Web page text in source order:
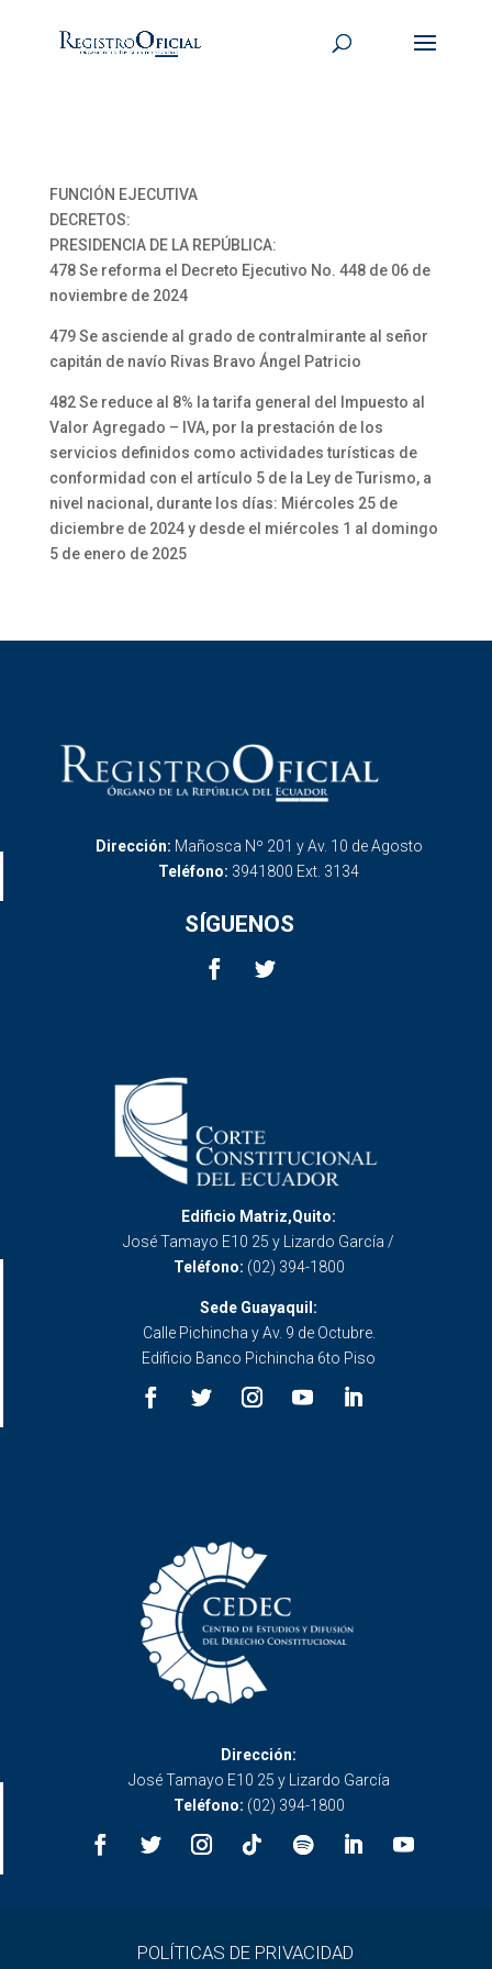
FUNCIÓN EJECUTIVA
DECRETOS:
PRESIDENCIA DE LA REPÚBLICA:
478 Se reforma el Decreto Ejecutivo No. 448 de 06 de
noviembre de 2024
479 Se asciende al grado de contralmirante al señor
capitán de navío Rivas Bravo Ángel Patricio
482 Se reduce al 8% la tarifa general del Impuesto al
Valor Agregado – IVA, por la prestación de los
servicios definidos como actividades turísticas de
conformidad con el artículo 5 de la Ley de Turismo, a
nivel nacional, durante los días: Miércoles 25 de
diciembre de 2024 y desde el miércoles 1 al domingo
5 de enero de 2025
Dirección: Mañosca Nº 201 y Av. 10 de Agosto
Teléfono: 3941800 Ext. 3134
SÍGUENOS
Edificio Matriz,Quito:
José Tamayo E10 25 y Lizardo García /
Teléfono: (02) 394-1800
Sede Guayaquil:
Calle Pichincha y Av. 9 de Octubre.
Edificio Banco Pichincha 6to Piso
Dirección:
José Tamayo E10 25 y Lizardo García
Teléfono: (02) 394-1800
POLÍTICAS DE PRIVACIDAD